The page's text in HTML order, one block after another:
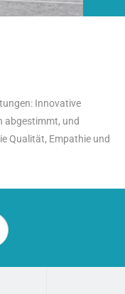
Innovative
abgestimmt, und
Qualität, Empathie und